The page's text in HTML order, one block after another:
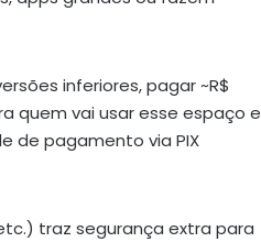
inferiores, pagar ~R$
quem vai usar esse espaço e
de pagamento via PIX
traz segurança extra para